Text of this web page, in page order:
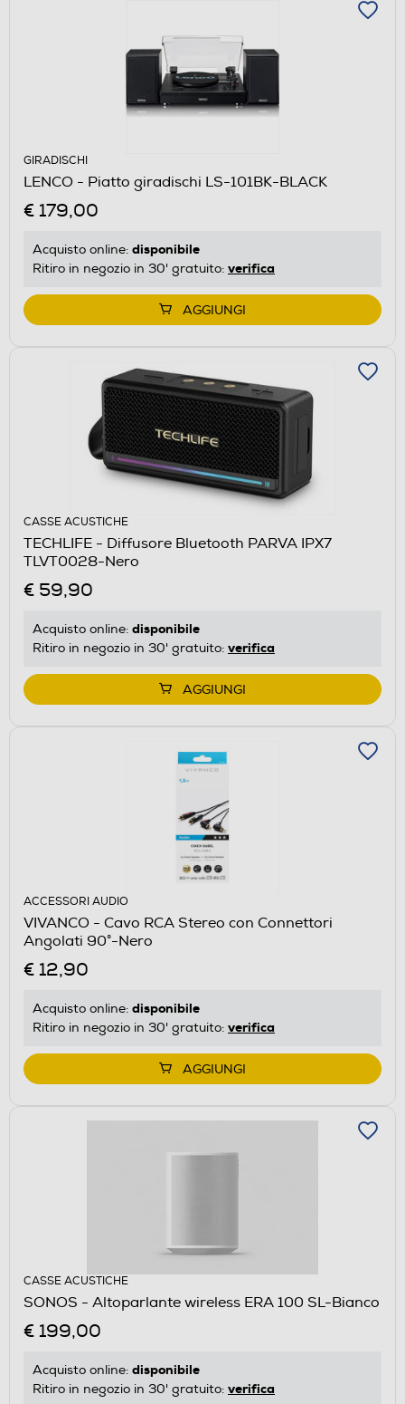
GIRADISCHI
LENCO - Piatto giradischi LS-101BK-BLACK
€ 179,00
Acquisto online: disponibile
Ritiro in negozio in 30' gratuito: verifica
AGGIUNGI
CASSE ACUSTICHE
TECHLIFE - Diffusore Bluetooth PARVA IPX7
TLVT0028-Nero
€ 59,90
Acquisto online: disponibile
Ritiro in negozio in 30' gratuito: verifica
AGGIUNGI
ACCESSORI AUDIO
VIVANCO - Cavo RCA Stereo con Connettori
Angolati 90°-Nero
€ 12,90
Acquisto online: disponibile
Ritiro in negozio in 30' gratuito: verifica
AGGIUNGI
CASSE ACUSTICHE
SONOS - Altoparlante wireless ERA 100 SL-Bianco
€ 199,00
Acquisto online: disponibile
Ritiro in negozio in 30' gratuito: verifica